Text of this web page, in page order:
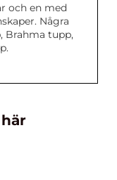
och en med
Några
Brahma tupp,